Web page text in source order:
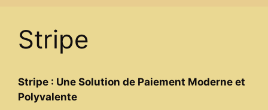
Stripe
Stripe : Une Solution de Paiement Moderne et
Polyvalente